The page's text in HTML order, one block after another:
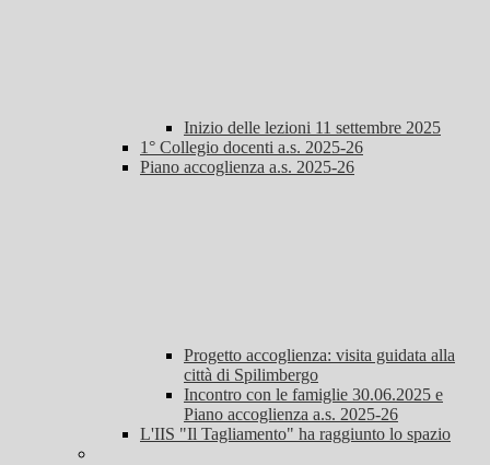
Inizio delle lezioni 11 settembre 2025
1° Collegio docenti a.s. 2025-26
Piano accoglienza a.s. 2025-26
Progetto accoglienza: visita guidata alla
città di Spilimbergo
Incontro con le famiglie 30.06.2025 e
Piano accoglienza a.s. 2025-26
L'IIS "Il Tagliamento" ha raggiunto lo spazio